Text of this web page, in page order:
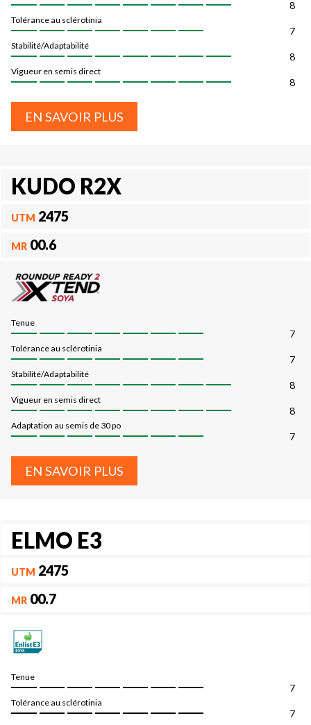
8
Tolérance au sclérotinia
7
Stabilité/Adaptabilité
8
Vigueur en semis direct
8
EN SAVOIR PLUS
KUDO R2X
UTM 2475
MR 00.6
Tenue
7
Tolérance au sclérotinia
7
Stabilité/Adaptabilité
8
Vigueur en semis direct
8
Adaptation au semis de 30 po
7
EN SAVOIR PLUS
ELMO E3
UTM 2475
MR 00.7
Tenue
7
Tolérance au sclérotinia
7